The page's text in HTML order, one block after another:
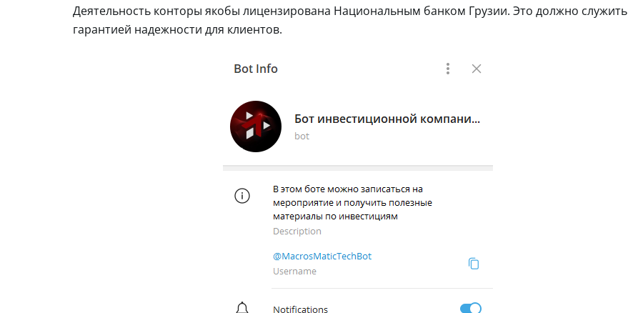
Деятельность конторы якобы лицензирована Национальным банком Грузии. Это должно служить
гарантией надежности для клиентов.